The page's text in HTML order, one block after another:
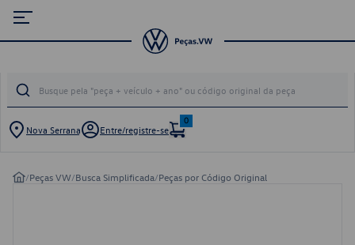
Nova Serrana Entre/registre-se
0
/Peças VW/Busca Simplificada/Peças por Código Original